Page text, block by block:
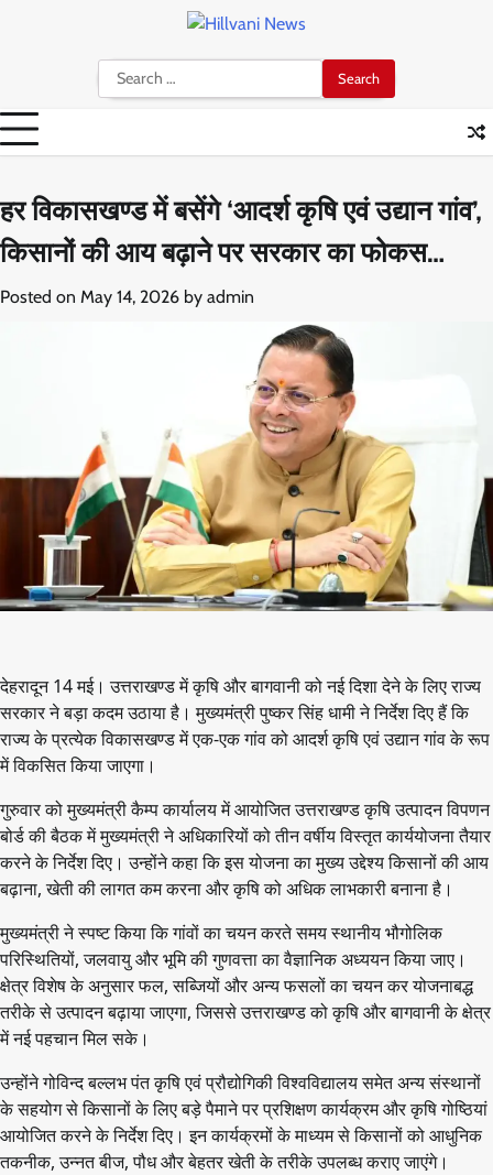
Search
for:
हर विकासखण्ड में बसेंगे ‘आदर्श कृषि एवं उद्यान गांव’,
किसानों की आय बढ़ाने पर सरकार का फोकस…
Posted on May 14, 2026 by admin
देहरादून 14 मई। उत्तराखण्ड में कृषि और बागवानी को नई दिशा देने के लिए राज्य
सरकार ने बड़ा कदम उठाया है। मुख्यमंत्री पुष्कर सिंह धामी ने निर्देश दिए हैं कि
राज्य के प्रत्येक विकासखण्ड में एक-एक गांव को आदर्श कृषि एवं उद्यान गांव के रूप
में विकसित किया जाएगा।
गुरुवार को मुख्यमंत्री कैम्प कार्यालय में आयोजित उत्तराखण्ड कृषि उत्पादन विपणन
बोर्ड की बैठक में मुख्यमंत्री ने अधिकारियों को तीन वर्षीय विस्तृत कार्ययोजना तैयार
करने के निर्देश दिए। उन्होंने कहा कि इस योजना का मुख्य उद्देश्य किसानों की आय
बढ़ाना, खेती की लागत कम करना और कृषि को अधिक लाभकारी बनाना है।
मुख्यमंत्री ने स्पष्ट किया कि गांवों का चयन करते समय स्थानीय भौगोलिक
परिस्थितियों, जलवायु और भूमि की गुणवत्ता का वैज्ञानिक अध्ययन किया जाए।
क्षेत्र विशेष के अनुसार फल, सब्जियों और अन्य फसलों का चयन कर योजनाबद्ध
तरीके से उत्पादन बढ़ाया जाएगा, जिससे उत्तराखण्ड को कृषि और बागवानी के क्षेत्र
में नई पहचान मिल सके।
उन्होंने गोविन्द बल्लभ पंत कृषि एवं प्रौद्योगिकी विश्वविद्यालय समेत अन्य संस्थानों
के सहयोग से किसानों के लिए बड़े पैमाने पर प्रशिक्षण कार्यक्रम और कृषि गोष्ठियां
आयोजित करने के निर्देश दिए। इन कार्यक्रमों के माध्यम से किसानों को आधुनिक
तकनीक, उन्नत बीज, पौध और बेहतर खेती के तरीके उपलब्ध कराए जाएंगे।